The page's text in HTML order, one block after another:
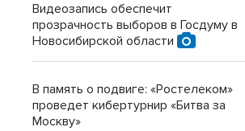
Видеозапись обеспечит
прозрачность выборов в Госдуму в
Новосибирской области
В память о подвиге: «Ростелеком»
проведет кибертурнир «Битва за
Москву»